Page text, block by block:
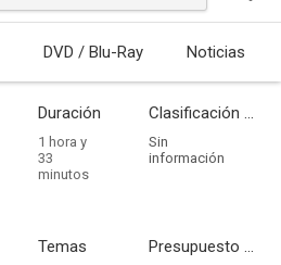
Estrenada
DVD / Blu-Ray Noticias
Duración
1 hora y
33
minutos
Clasificación por edades
Sin
información
Temas Presupuesto - Ingresos